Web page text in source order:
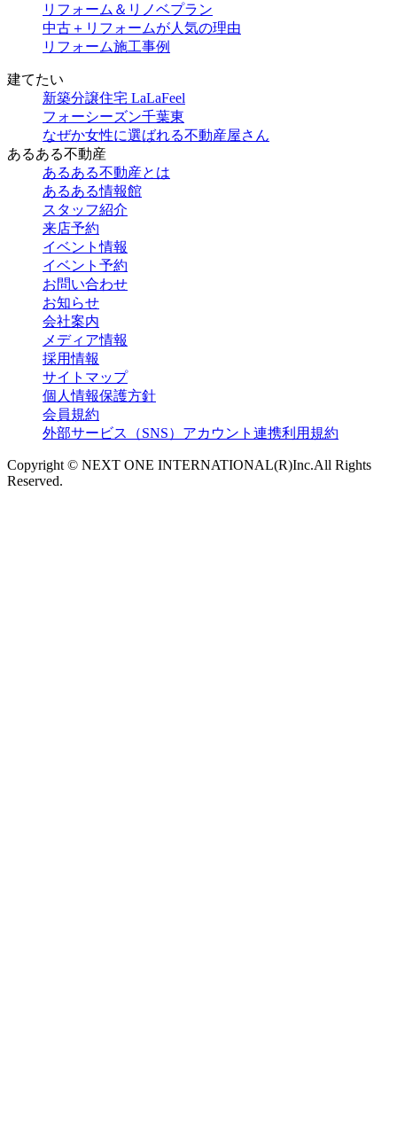
リフォーム＆リノベプラン
中古＋リフォームが人気の理由
リフォーム施工事例
建てたい
新築分譲住宅 LaLaFeel
フォーシーズン千葉東
なぜか女性に選ばれる不動産屋さん
あるある不動産
あるある不動産とは
あるある情報館
スタッフ紹介
来店予約
イベント情報
イベント予約
お問い合わせ
お知らせ
会社案内
メディア情報
採用情報
サイトマップ
個人情報保護方針
会員規約
外部サービス（SNS）アカウント連携利用規約
Copyright © NEXT ONE INTERNATIONAL(R)Inc.All Rights
Reserved.